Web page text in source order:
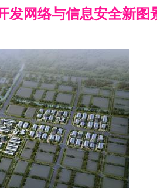
发网络与信息安全新图